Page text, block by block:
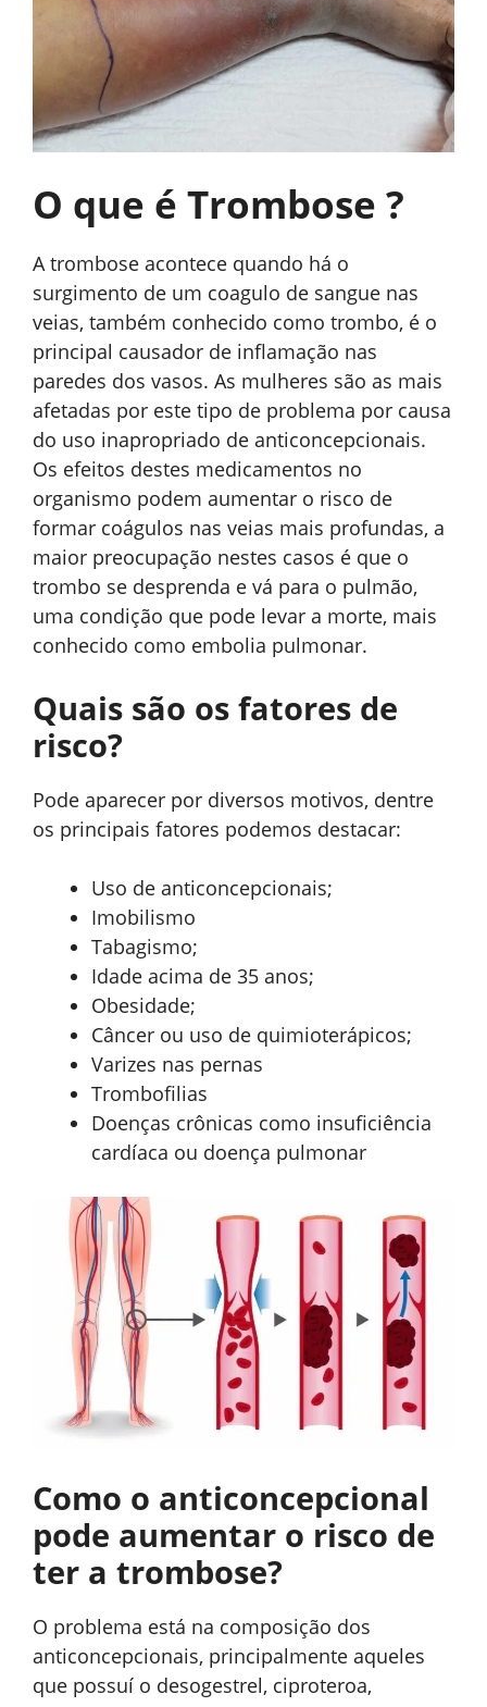
O que é Trombose ?
A trombose acontece quando há o
surgimento de um coagulo de sangue nas
veias, também conhecido como trombo, é o
principal causador de inflamação nas
paredes dos vasos. As mulheres são as mais
afetadas por este tipo de problema por causa
do uso inapropriado de anticoncepcionais.
Os efeitos destes medicamentos no
organismo podem aumentar o risco de
formar coágulos nas veias mais profundas, a
maior preocupação nestes casos é que o
trombo se desprenda e vá para o pulmão,
uma condição que pode levar a morte, mais
conhecido como embolia pulmonar.
Quais são os fatores de
risco?
Pode aparecer por diversos motivos, dentre
os principais fatores podemos destacar:
Uso de anticoncepcionais;
Imobilismo
Tabagismo;
Idade acima de 35 anos;
Obesidade;
Câncer ou uso de quimioterápicos;
Varizes nas pernas
Trombofilias
Doenças crônicas como insuficiência
cardíaca ou doença pulmonar
Como o anticoncepcional
pode aumentar o risco de
ter a trombose?
O problema está na composição dos
anticoncepcionais, principalmente aqueles
que possuí o desogestrel, ciproteroa,